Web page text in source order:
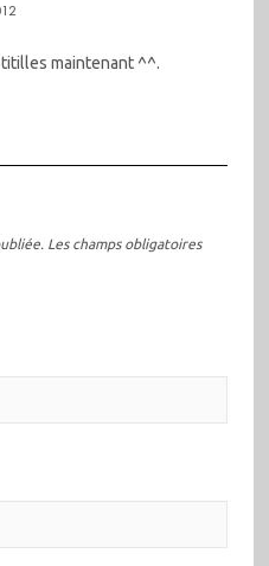
titilles maintenant ^^.
Les champs obligatoires